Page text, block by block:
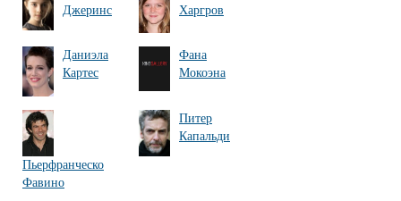
Джеринс
Харгров
Даниэла
Картес
Фана
Мокоэна
Пьерфранческо
Фавино
Питер
Капальди